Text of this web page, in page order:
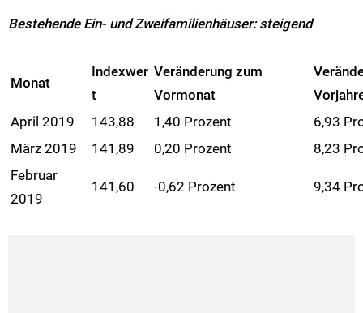
Bestehende Ein- und Zweifamilienhäuser: steigend
Monat
Indexwer
t
Veränderung zum
Vormonat
April 2019
143,88 1,40 Prozent
6,93
März 2019
141,89 0,20 Prozent
8,23
Februar
2019
141,60 -0,62 Prozent 9,34